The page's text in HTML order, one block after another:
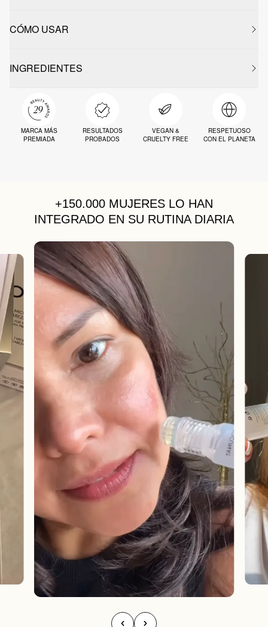
CÓMO USAR
INGREDIENTES
MARCA MÁS
PREMIADA
RESULTADOS
PROBADOS
VEGAN &
CRUELTY FREE
RESPETUOSO
CON EL PLANETA
+150.000 MUJERES LO HAN
INTEGRADO EN SU RUTINA DIARIA